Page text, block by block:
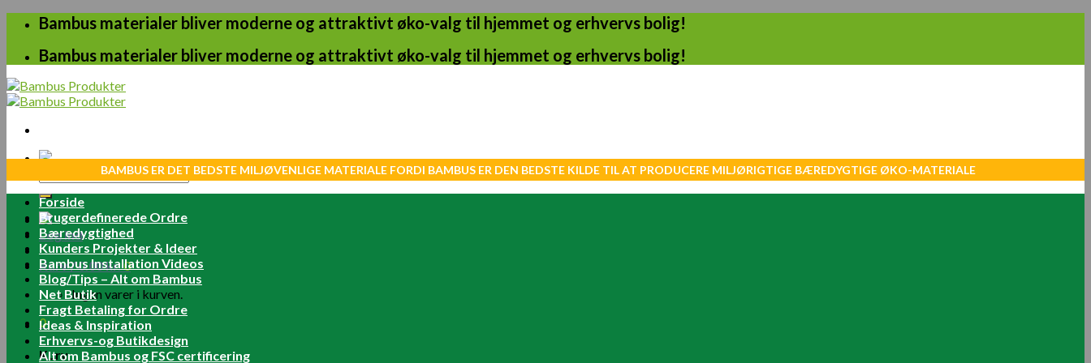
Skip
content
Bambus materialer bliver moderne og attraktivt øko-valg til hjemmet og erhvervs bolig!
Bambus materialer bliver moderne og attraktivt øko-valg til hjemmet og erhvervs bolig!
efter:
Log ind
Kurv /0.00kr.0
Ingen varer i kurven.
0
Kurv
BAMBUS ER DET BEDSTE MILJØVENLIGE MATERIALE FORDI BAMBUS ER DEN BEDSTE KILDE TIL AT PRODUCERE MILJØRIGTIGE BÆREDYGTIGE ØKO-MATERIALE
Forside
Brugerdefinerede Ordre
Bæredygtighed
Kunders Projekter & Ideer
Bambus Installation Videos
Blog/Tips – Alt om Bambus
Net Butik
Fragt Betaling for Ordre
Ideas & Inspiration
Erhvervs-og Butikdesign
Alt om Bambus og FSC certificering